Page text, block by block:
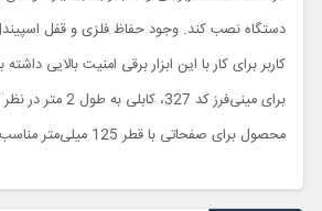
دستگاه نصب کند. وجود حفاظ فلزی و قفل
کاربر برای کار با این ابزار برقی امنیت بالایی
برای مینی‌فرز کد 327،
محصول برای صفحاتی با قطر 125 میلی‌متر مناسب است.